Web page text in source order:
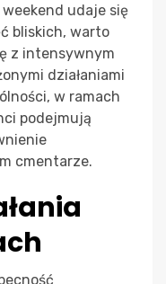
udaje się
bliskich, warto
z intensywnym
działaniami
w ramach
podejmują
cmentarze.